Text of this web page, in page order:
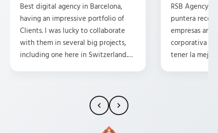
Best digital agency in Barcelona,
having an impressive portfolio of
Clients. I was lucky to collaborate
with them in several big projects,
including one here in Switzerland.
RSB Agency
puntera
empresas
corporativa y
tener la mejor